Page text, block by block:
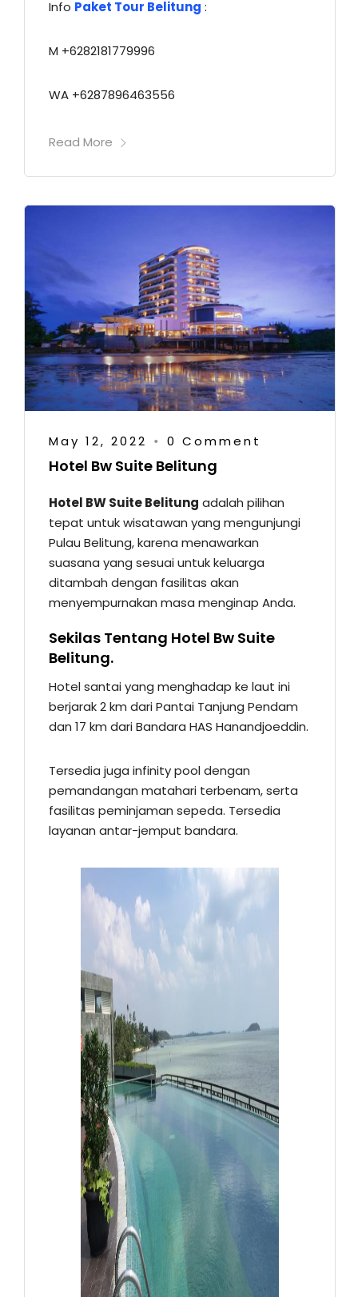
Info Paket Tour Belitung :
M +6282181779996
WA +6287896463556
Read More
May 12, 2022 • 0 Comment
Hotel Bw Suite Belitung
Hotel BW Suite Belitung adalah pilihan
tepat untuk wisatawan yang mengunjungi
Pulau Belitung, karena menawarkan
suasana yang sesuai untuk keluarga
ditambah dengan fasilitas akan
menyempurnakan masa menginap Anda.
Sekilas Tentang Hotel Bw Suite
Belitung.
Hotel santai yang menghadap ke laut ini
berjarak 2 km dari Pantai Tanjung Pendam
dan 17 km dari Bandara HAS Hanandjoeddin.
Tersedia juga infinity pool dengan
pemandangan matahari terbenam, serta
fasilitas peminjaman sepeda. Tersedia
layanan antar-jemput bandara.